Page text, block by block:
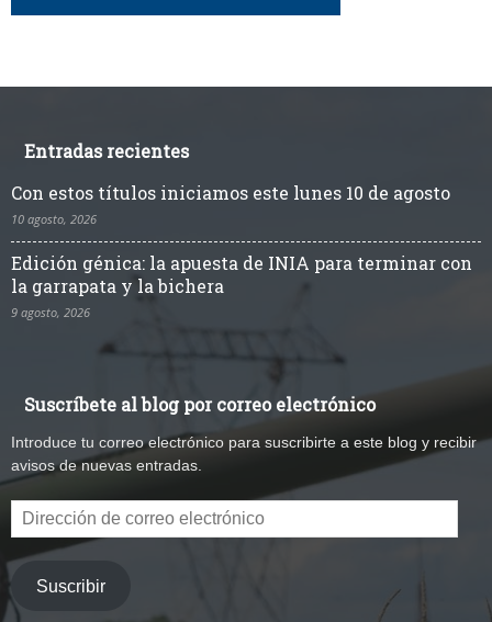
Entradas recientes
Con estos títulos iniciamos este lunes 10 de agosto
10 agosto, 2026
Edición génica: la apuesta de INIA para terminar con
la garrapata y la bichera
9 agosto, 2026
Suscríbete al blog por correo electrónico
Introduce tu correo electrónico para suscribirte a este blog y recibir
avisos de nuevas entradas.
Dirección
de
correo
electrónico
Suscribir